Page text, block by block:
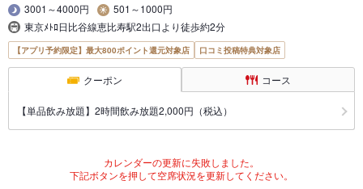
3001～4000円
501～1000円
東京ﾒﾄﾛ日比谷線恵比寿駅2出口より徒歩約2分
【アプリ予約限定】最大800ポイント還元対象店 口コミ投稿特典対象店
クーポン コース
【単品飲み放題】2時間飲み放題2,000円（税込）
カレンダーの更新に失敗しました。
下記ボタンを押して空席状況を更新してください。